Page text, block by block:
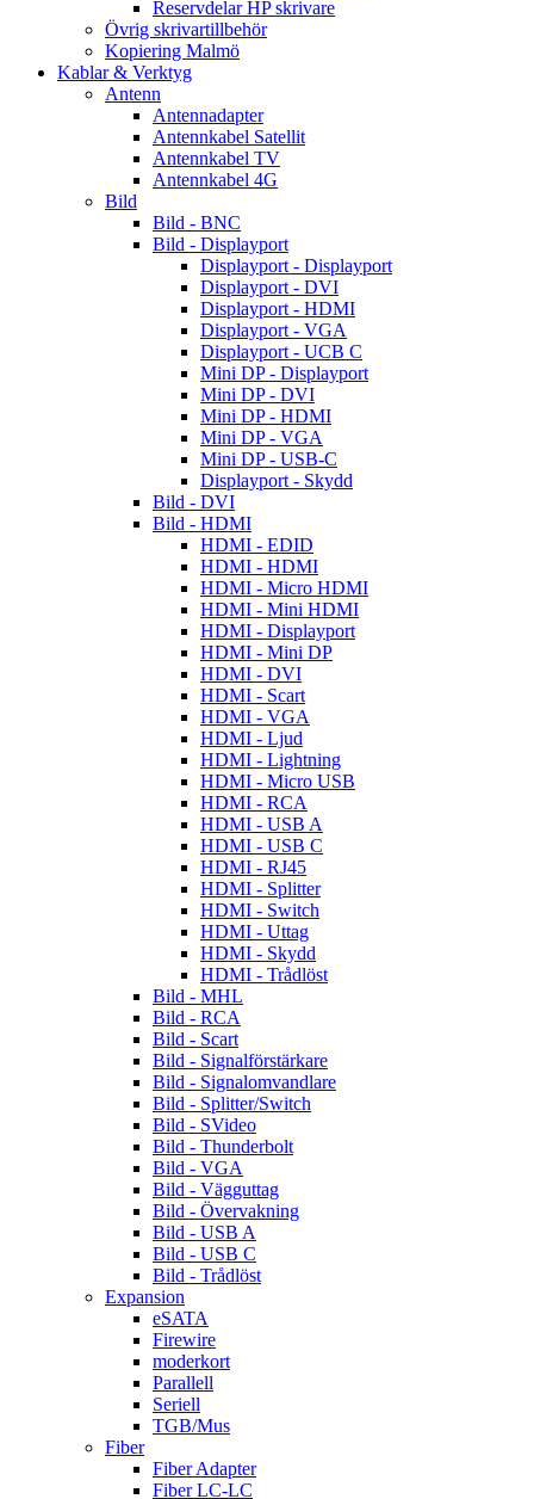
Reservdelar HP skrivare
Övrig skrivartillbehör
Kopiering Malmö
Kablar & Verktyg
Antenn
Antennadapter
Antennkabel Satellit
Antennkabel TV
Antennkabel 4G
Bild
Bild - BNC
Bild - Displayport
Displayport - Displayport
Displayport - DVI
Displayport - HDMI
Displayport - VGA
Displayport - UCB C
Mini DP - Displayport
Mini DP - DVI
Mini DP - HDMI
Mini DP - VGA
Mini DP - USB-C
Displayport - Skydd
Bild - DVI
Bild - HDMI
HDMI - EDID
HDMI - HDMI
HDMI - Micro HDMI
HDMI - Mini HDMI
HDMI - Displayport
HDMI - Mini DP
HDMI - DVI
HDMI - Scart
HDMI - VGA
HDMI - Ljud
HDMI - Lightning
HDMI - Micro USB
HDMI - RCA
HDMI - USB A
HDMI - USB C
HDMI - RJ45
HDMI - Splitter
HDMI - Switch
HDMI - Uttag
HDMI - Skydd
HDMI - Trådlöst
Bild - MHL
Bild - RCA
Bild - Scart
Bild - Signalförstärkare
Bild - Signalomvandlare
Bild - Splitter/Switch
Bild - SVideo
Bild - Thunderbolt
Bild - VGA
Bild - Vägguttag
Bild - Övervakning
Bild - USB A
Bild - USB C
Bild - Trådlöst
Expansion
eSATA
Firewire
moderkort
Parallell
Seriell
TGB/Mus
Fiber
Fiber Adapter
Fiber LC-LC